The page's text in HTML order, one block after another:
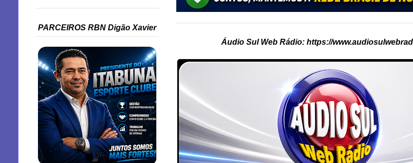
Áudio Sul Web Rádio: https://
PARCEIROS RBN Digão Xavier